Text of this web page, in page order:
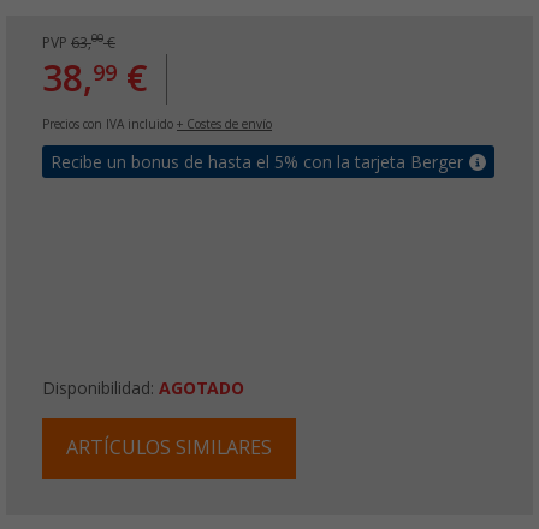
PVP 63,00€
38,99 €
Precios con IVA incluido + Costes de envío
Recibe un bonus de hasta el 5% con la tarjeta Berger
Disponibilidad: AGOTADO
ARTÍCULOS SIMILARES